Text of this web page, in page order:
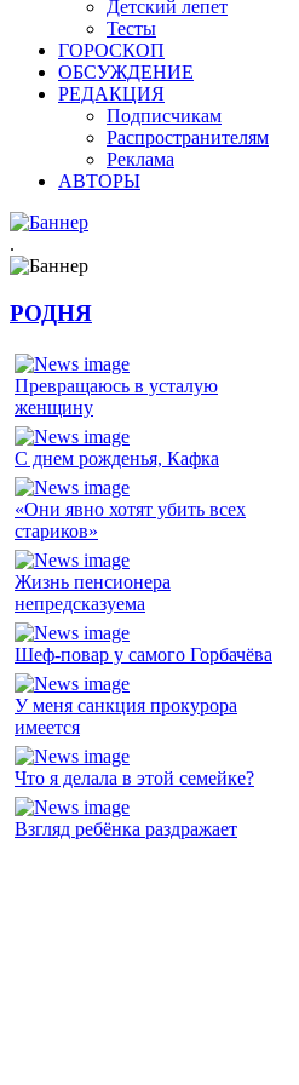
Детский лепет
Тесты
ГОРОСКОП
ОБСУЖДЕНИЕ
РЕДАКЦИЯ
Подписчикам
Распространителям
Реклама
АВТОРЫ
.
РОДНЯ
Превращаюсь в усталую
женщину
С днем рожденья, Кафка
«Они явно хотят убить всех
стариков»
Жизнь пенсионера
непредсказуема
Шеф-повар у самого Горбачёва
У меня санкция прокурора
имеется
Что я делала в этой семейке?
Взгляд ребёнка раздражает